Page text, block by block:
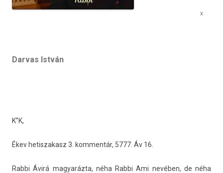
x
Darvas István
K”K,
Ékev hetis­zakasz 3. kom­mentár, 5777. Áv 16.
Rabbi Ávirá magyaráz­ta, néha Rabbi Ami nevében, de néha